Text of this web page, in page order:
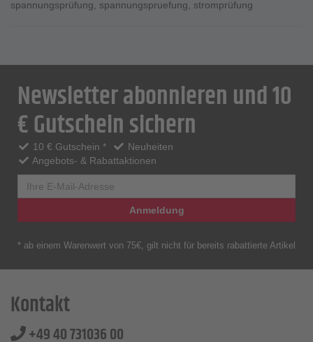
spannungsprüfung, spannungspruefung, stromprüfung
Newsletter abonnieren und 10
€ Gutschein sichern
10 € Gutschein *
Neuheiten
Angebots- & Rabattaktionen
Anmeldung
* ab einem Warenwert von 75€, gilt nicht für bereits rabattierte Artikel
Kontakt
+49 40 731036 00